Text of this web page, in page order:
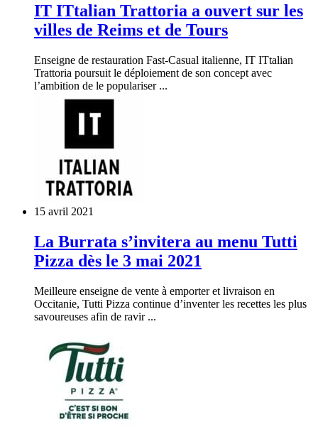
IT ITtalian Trattoria a ouvert sur les
villes de Reims et de Tours
Enseigne de restauration Fast-Casual italienne, IT ITtalian
Trattoria poursuit le déploiement de son concept avec
l’ambition de le populariser ...
15 avril 2021
La Burrata s’invitera au menu Tutti
Pizza dès le 3 mai 2021
Meilleure enseigne de vente à emporter et livraison en
Occitanie, Tutti Pizza continue d’inventer les recettes les plus
savoureuses afin de ravir ...